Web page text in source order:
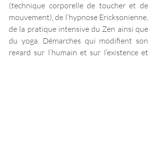
(technique corporelle de toucher et de
mouvement), de l’hypnose Ericksonienne,
de la pratique intensive du Zen ainsi que
du yoga. Démarches qui modifient son
regard sur l’humain et sur l’existence et